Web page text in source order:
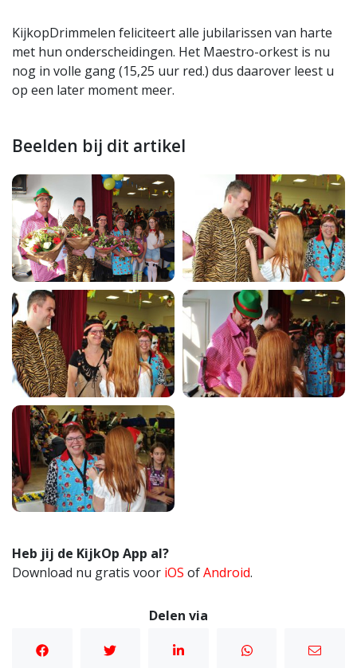
KijkopDrimmelen feliciteert alle jubilarissen van harte
met hun onderscheidingen. Het Maestro-orkest is nu
nog in volle gang (15,25 uur red.) dus daarover leest u
op een later moment meer.
Beelden bij dit artikel
Heb jij de KijkOp App al?
Download nu gratis voor iOS ofAndroid.
Delen via